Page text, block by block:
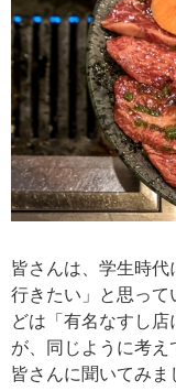
皆さんは、学生時代
行きたい」と思って
どは「有名なすし
が、同じように考
皆さんに聞いてみま